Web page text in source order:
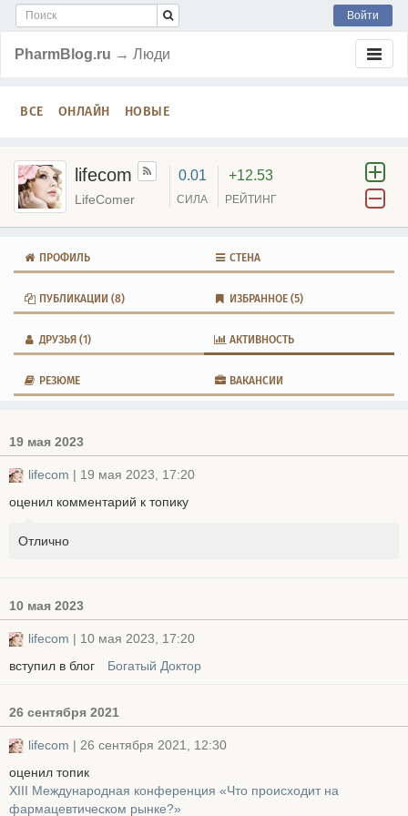
Войти
PharmBlog.ru → Люди
ВСЕ ОНЛАЙН НОВЫЕ
lifecom
LifeComer
0.01
СИЛА
+12.53
РЕЙТИНГ
ПРОФИЛЬ СТЕНА
ПУБЛИКАЦИИ (8) ИЗБРАННОЕ (5)
ДРУЗЬЯ (1) АКТИВНОСТЬ
РЕЗЮМЕ ВАКАНСИИ
19 мая 2023
lifecom | 19 мая 2023, 17:20
оценил комментарий к топику
Отлично
10 мая 2023
lifecom | 10 мая 2023, 17:20
вступил в блог
Богатый Доктор
26 сентября 2021
lifecom | 26 сентября 2021, 12:30
оценил топик
XIII Международная конференция «Что происходит на
фармацевтическом рынке?»